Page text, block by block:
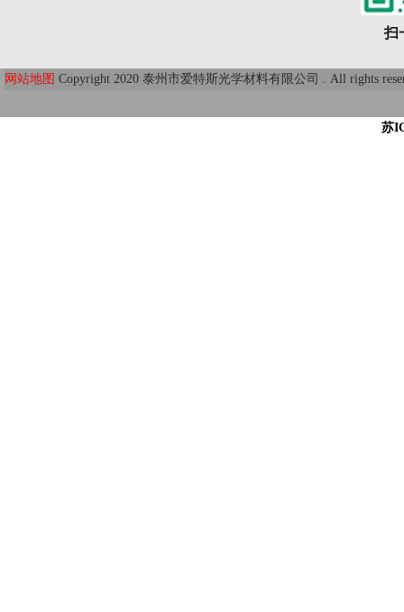
扫
网站地图 Copyright 2020 泰州市爱特斯光学材料有限公司 . All rights
苏